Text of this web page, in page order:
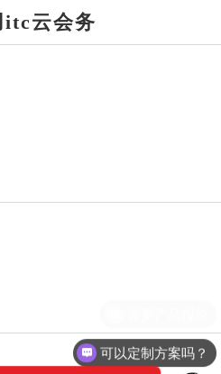
itc云会务
可以定制方案吗？